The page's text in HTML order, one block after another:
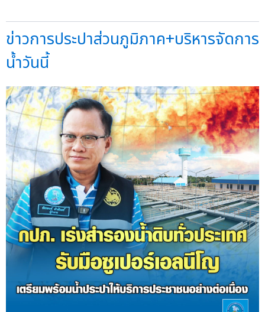
ข่าวการประปาส่วนภูมิภาค+บริหารจัดการ
น้ำวันนี้